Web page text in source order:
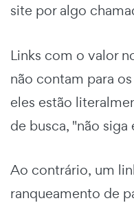
site por algo
Links com o valor
não contam para
eles estão
de busca, "não siga
Ao contrário, um
ranqueamento de